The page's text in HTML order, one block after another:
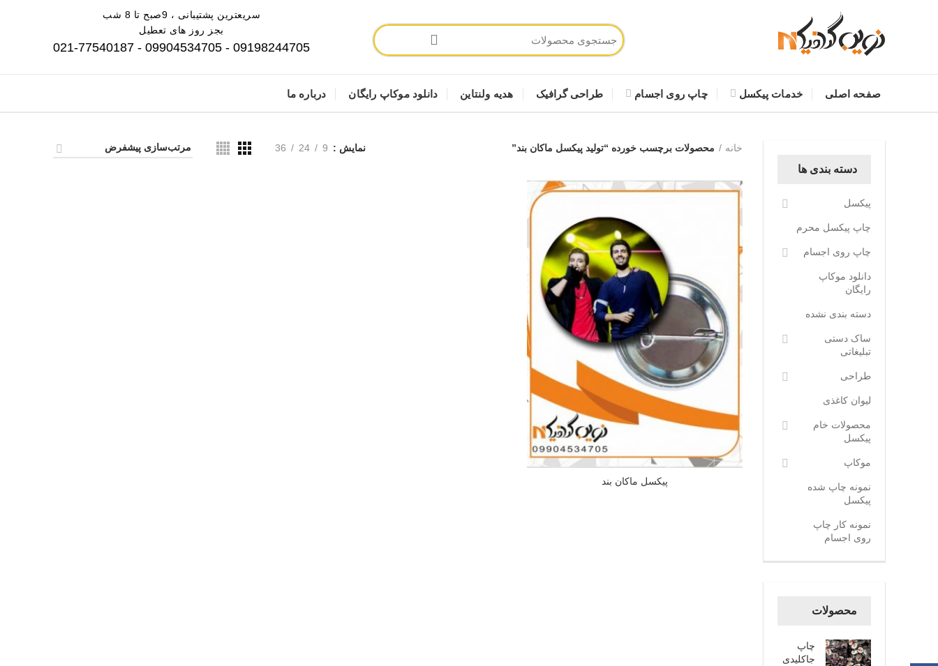
سریعترین پشتیبانی ، 9صبح تا 8 شب
بجز روز های تعطیل
09198244705 - 09904534705 - 021-77540187
صفحه اصلی خدمات پیکسل چاپ روی اجسام طراحی گرافیک هدیه ولنتاین دانلود موکاپ رایگان درباره ما
خانه محصولات برچسب خورده “تولید پیکسل ماکان بند” نمایش 9
24
36
پیکسل ماکان بند
دسته بندی ها
پیکسل
چاپ پیکسل محرم
چاپ روی اجسام
دانلود موکاپ
رایگان
دسته بندی نشده
ساک دستی
تبلیغاتی
طراحی
لیوان کاغذی
محصولات خام
پیکسل
موکاپ
نمونه چاپ شده
پیکسل
نمونه کار چاپ
روی اجسام
محصولات
چاپ
جاکلیدی